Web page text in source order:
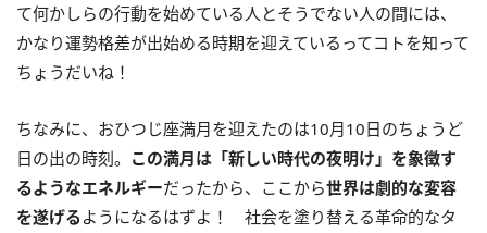
て何かしらの行動を始めている人とそうでない人の間には、
かなり運勢格差が出始める時期を迎えているってコトを知って
ちょうだいね！
ちなみに、おひつじ座満月を迎えたのは10月10日のちょうど
日の出の時刻。 この満月は「新しい時代の夜明け」を象徴す
るようなエネルギーだったから、ここから世界は劇的な変容
を遂げる ようになるはずよ！ 社会を塗り替える革命的なタ